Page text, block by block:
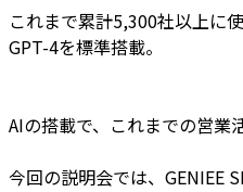
これまで累計5,300社以上に
GPT-4を標準搭載。
AIの搭載で、これまでの営業
今回の説明会では、GENIEE